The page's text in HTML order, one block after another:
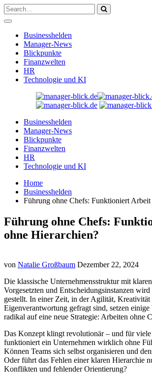
Businesshelden
Manager-News
Blickpunkte
Finanzwelten
HR
Technologie und KI
Businesshelden
Manager-News
Blickpunkte
Finanzwelten
HR
Technologie und KI
Home
Businesshelden
Führung ohne Chefs: Funktioniert
Führung ohne Chefs:
ohne Hierarchien?
von Natalie Großbaum Dezember 22, 2024
Die klassische Unternehmensstruktur mit
Vorgesetzten und Entscheidungsinstanzen
gestellt. In einer Zeit, in der Agilität, Kreativität
Eigenverantwortung gefragt sind, setzen einige
radikal auf eine neue Strategie: Arbeiten ohne
Das Konzept klingt revolutionär – und für
funktioniert ein Unternehmen wirklich ohne
Können Teams sich selbst organisieren und
Oder führt das Fehlen einer klaren Hierarchie
Konflikten und fehlender Orientierung?